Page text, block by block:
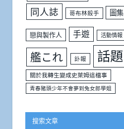
同人誌 哥布林殺手 圖集
戀與製作人 手遊 活動情報
艦これ 訃報 話題
關於我轉生變成史萊姆這檔事
青春豬頭少年不會夢到兔女郎學姐
搜索文章